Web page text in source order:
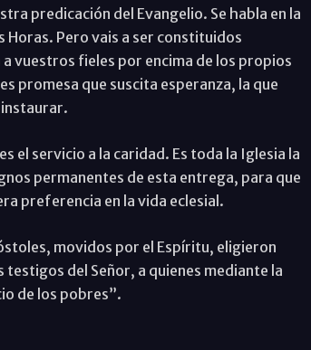
predicación del Evangelio. Se habla en la
Horas. Pero vais a ser constituidos
vuestros fieles por encima de los propios
promesa que suscita esperanza, la que
el servicio a la caridad. Es toda la Iglesia la
permanentes de esta entrega, para que
preferencia en la vida eclesial.
movidos por el Espíritu, eligieron
del Señor, a quienes mediante la
de los pobres”.